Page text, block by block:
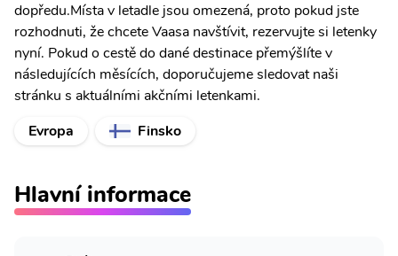
dopředu.Místa v letadle jsou omezená, proto pokud jste
rozhodnuti, že chcete Vaasa navštívit, rezervujte si letenky
nyní. Pokud o cestě do dané destinace přemýšlíte v
následujících měsících, doporučujeme sledovat naši
stránku s aktuálními akčními letenkami.
Evropa
Finsko
Hlavní informace